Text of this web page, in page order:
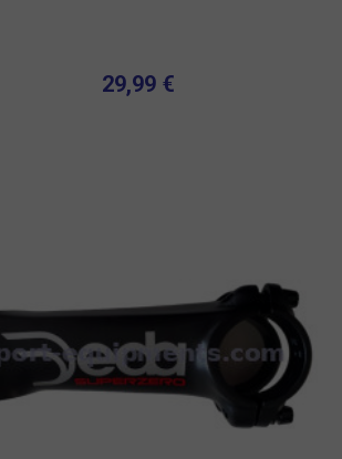
29,99 €